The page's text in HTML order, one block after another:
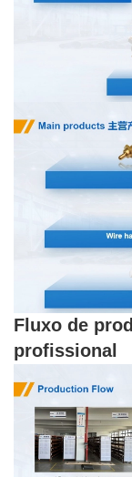
Fluxo de
profissional